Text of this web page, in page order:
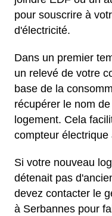
pour souscrire à
d'électricité.
Dans un premier
un relevé de votre
base de la
récupérer le nom
logement. Cela
compteur électrique
Si votre nouveau
détenait pas
devez contacter le
à Serbannes pour